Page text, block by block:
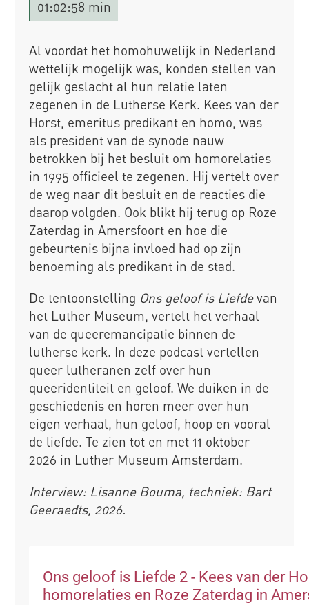
01:02:58 min
Al voordat het homohuwelijk in Nederland
wettelijk mogelijk was, konden stellen van
gelijk geslacht al hun relatie laten
zegenen in de Lutherse Kerk. Kees van der
Horst, emeritus predikant en homo, was
als president van de synode nauw
betrokken bij het besluit om homorelaties
in 1995 officieel te zegenen. Hij vertelt over
de weg naar dit besluit en de reacties die
daarop volgden. Ook blikt hij terug op Roze
Zaterdag in Amersfoort en hoe die
gebeurtenis bijna invloed had op zijn
benoeming als predikant in de stad.
De tentoonstelling Ons geloof is Liefdevan
het Luther Museum, vertelt het verhaal
van de queeremancipatie binnen de
lutherse kerk. In deze podcast vertellen
queer lutheranen zelf over hun
queeridentiteit en geloof. We duiken in de
geschiedenis en horen meer over hun
eigen verhaal, hun geloof, hoop en vooral
de liefde. Te zien tot en met 11 oktober
2026 in Luther Museum Amsterdam.
Interview: Lisanne Bouma, techniek: Bart
Geeraedts, 2026.
Ons geloof is Liefde 2 - Kees van der
homorelaties en Roze Zaterdag in